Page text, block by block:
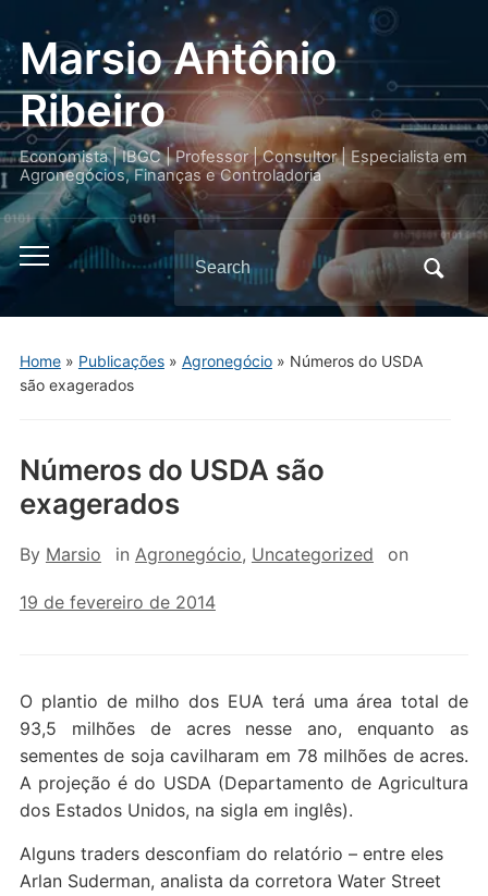
Marsio Antônio
Ribeiro
Economista | IBGC | Professor | Consultor | Especialista em
Agronegócios, Finanças e Controladoria
Toggle
menu
for:
Home» Publicações» Agronegócio» Números do USDA
são exagerados
Números do USDA são
exagerados
By Marsio in Agronegócio, Uncategorized on
19 de fevereiro de 2014
O plantio de milho dos EUA terá uma área total de
93,5 milhões de acres nesse ano, enquanto as
sementes de soja cavilharam em 78 milhões de acres.
A projeção é do USDA (Departamento de Agricultura
dos Estados Unidos, na sigla em inglês).
Alguns traders desconfiam do relatório – entre eles
Arlan Suderman, analista da corretora Water Street